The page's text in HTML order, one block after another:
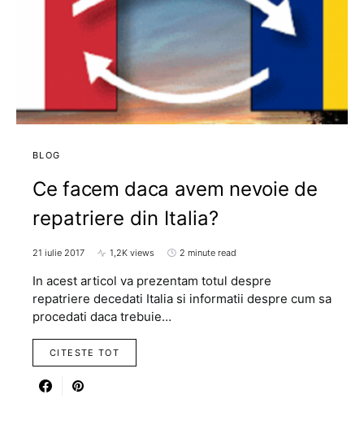
BLOG
Ce facem daca avem nevoie de
repatriere din Italia?
21 iulie 2017 1,2K views 2 minute read
In acest articol va prezentam totul despre
repatriere decedati Italia si informatii despre cum sa
procedati daca trebuie…
CITESTE TOT